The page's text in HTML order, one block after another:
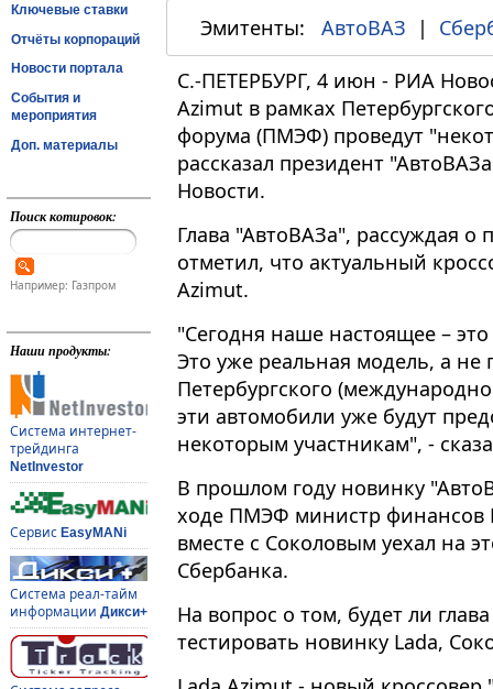
Ключевые ставки
Отчёты корпораций
Новости портала
События и
мероприятия
Доп. материалы
Поиск котировок:
Например: Газпром
Наши продукты:
Система интернет-
трейдинга
NetInvestor
Сервис EasyMANi
Система реал-тайм
информации Дикси+
Эмитенты: АвтоВАЗ |
С.-ПЕТЕРБУРГ, 4 июн - РИА
Azimut в рамках
форума (ПМЭФ) проведут
рассказал президент
Новости​​​.
Глава "АвтоВАЗа", рассуждая
отметил, что актуальный
Azimut.
"Сегодня наше настоящее –
Это уже реальная модель, а не
Петербургского
эти автомобили уже будут
некоторым участникам", -
В прошлом году новинку
ходе ПМЭФ министр финансов
вместе с Соколовым уехал на
Сбербанка.
На вопрос о том, будет ли
тестировать новинку Lada,